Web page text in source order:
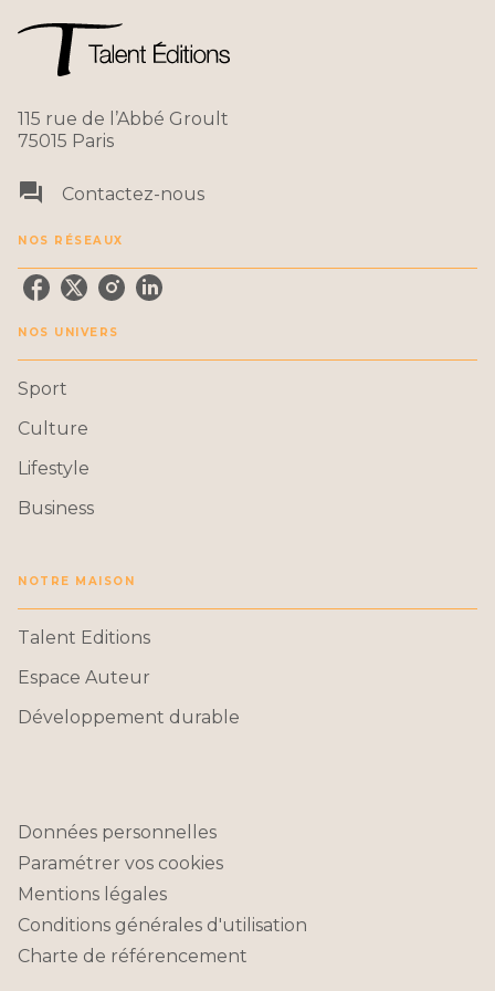
115 rue de l’Abbé Groult
75015 Paris
question_answer Contactez-nous
NOS RÉSEAUX
NOS UNIVERS
Sport
Culture
Lifestyle
Business
NOTRE MAISON
Talent Editions
Espace Auteur
Développement durable
Données personnelles
Paramétrer vos cookies
Mentions légales
Conditions générales d'utilisation
Charte de référencement